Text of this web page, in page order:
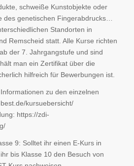
schweiße Kunstobjekte oder
des genetischen Fingerabdrucks…
Standorten in
Remscheid statt. Alle Kurse richten
der 7. Jahrgangstufe und sind
man ein Zertifikat über die
hilfreich für Bewerbungen ist.
zu den einzelnen
kursuebersicht/
https://zdi-
9: Solltet ihr einen E-Kurs in
bis Klasse 10 den Besuch von